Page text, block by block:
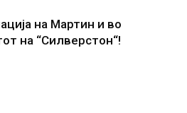
на Мартин и во
на “Силверстон“!